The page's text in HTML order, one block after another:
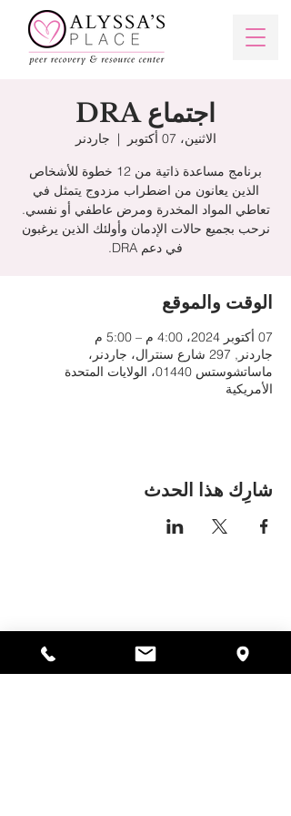
اجتماع DRA
الاثنين، 07 أكتوبر
  |
جاردنر
برنامج مساعدة ذاتية من 12 خطوة للأشخاص
الذين يعانون من اضطراب مزدوج يتمثل في
تعاطي المواد المخدرة ومرض عاطفي أو نفسي.
نرحب بجميع حالات الإدمان وأولئك الذين يرغبون
في دعم DRA.
الوقت والموقع
07 أكتوبر 2024، 4:00 م – 5:00 م
جاردنر, 297 شارع سنترال، جاردنر،
ماساتشوستس 01440، الولايات المتحدة
الأمريكية
شارِك هذا الحدث
297 شارع سنترال جاردنر،
ماساتشوستس 01440
978-364-0920